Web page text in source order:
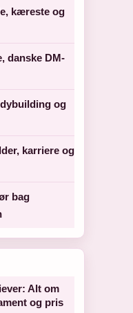
kæreste og
danske DM-
og
karriere og
bag
Alt om
og pris